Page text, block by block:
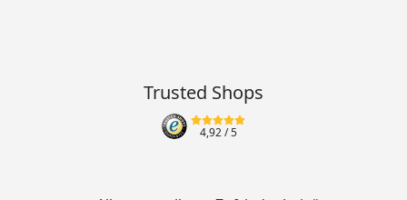
Ultraviolettstrahlung geschützt.
Für die Installation im Innen- und Außenbereich
Witterungseinflüssen
Trusted Shops
4,92/ 5